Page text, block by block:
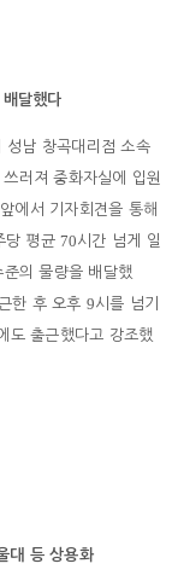
배달했다
성남 창곡대리점 소속
러져 중화자실에 입원
에서 기자회견을 통해
당 평균70시간 넘게 일
준의 물량을 배달했
한 후 오후 9시를 넘기
도 출근했다고 강조했
대 등 상용화